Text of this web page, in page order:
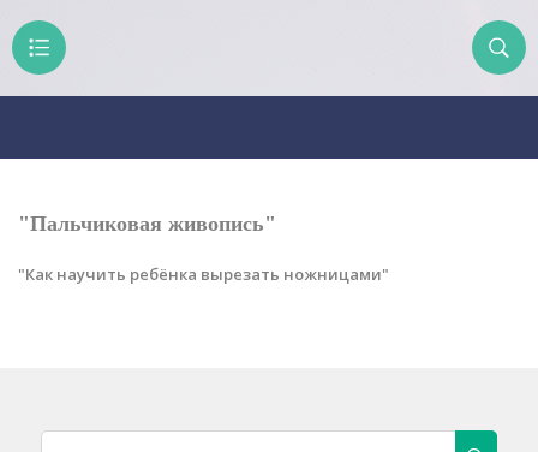
"Пальчиковая живопись"
"Как научить ребёнка вырезать ножницами"